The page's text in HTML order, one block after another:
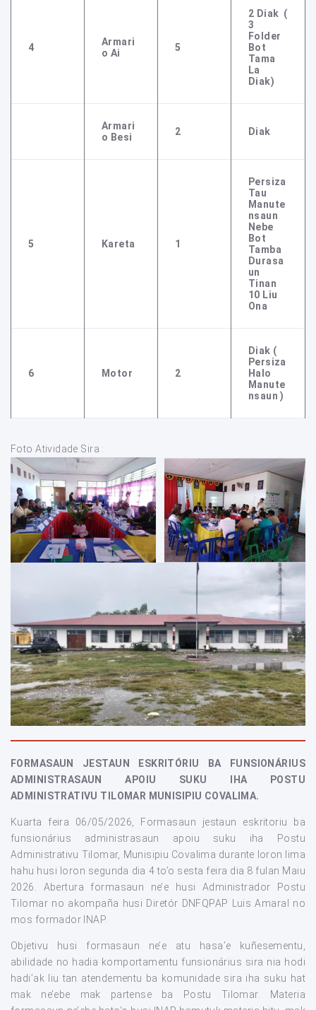
4
Armari
O Ai
5
2 Diak (
3
Folder
Bot
Tama
La
Diak)
Armari
O Besi
2 Diak
5 Kareta 1
Persiza
Tau
Manute
Nsaun
Nebe
Bot
Tamba
Durasa
Un
Tinan
10 Liu
Ona
6 Motor 2
Diak (
Persiza
Halo
Manute
Nsaun )
Foto Atividade Sira :
FORMASAUN JESTAUN ESKRITÓRIU BA FUNSIONÁRIUS
ADMINISTRASAUN APOIU SUKU IHA POSTU
ADMINISTRATIVU TILOMAR MUNISIPIU COVALIMA.
Kuarta feira 06/05/2026, Formasaun jestaun eskritoriu ba
funsionárius administrasaun apoiu suku iha Postu
Administrativu Tilomar, Munisipiu Covalima durante loron lima
hahu husi loron segunda dia 4 to’o sesta feira dia 8 fulan Maiu
2026. Abertura formasaun ne’e husi Administrador Postu
Tilomar no akompaña husi Diretór DNFQPAP Luis Amaral no
mos formador INAP.
Objetivu husi formasaun ne’e atu hasa’e kuñesementu,
abilidade no hadia komportamentu funsionárius sira nia hodi
hadi’ak liu tan atendementu ba komunidade sira iha suku hat
mak ne’ebe mak partense ba Postu Tilomar. Materia